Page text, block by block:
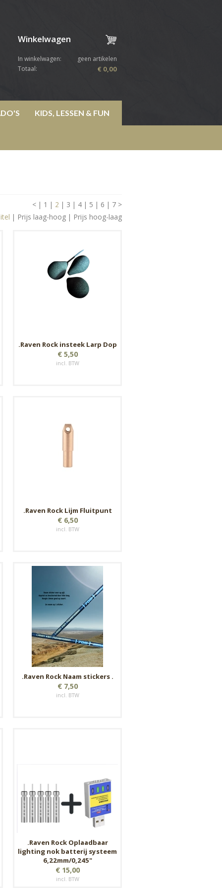
Winkelwagen
In winkelwagen:
geen artikelen
Totaal:
€ 0,00
KIDS, LESSEN & FUN
< | 1 | 2 | 3 | 4 | 5 | 6 | 7 >
| Prijs laag-hoog | Prijs hoog-laag
.Raven Rock insteek Larp Dop
€ 5,50
incl. BTW
.Raven Rock Lijm Fluitpunt
€ 6,50
incl. BTW
.Raven Rock Naam stickers .
€ 7,50
incl. BTW
.Raven Rock Oplaadbaar
lighting nok batterij systeem
6,22mm/0,245"
€ 15,00
incl. BTW